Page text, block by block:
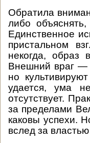
Обратила
либо
Единственное
пристальном
некогда, образ
Внешний враг —
но
удается, ума
отсутствует.
за пределами
каковы успехи.
вслед за